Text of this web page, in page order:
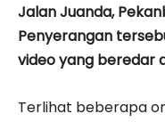
Jalan Juanda,
Penyerangan
video yang beredar
Terlihat beberapa